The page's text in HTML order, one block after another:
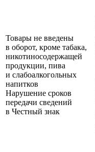
Товары не введены
в оборот, кроме табака,
никотиносодержащей
продукции, пива
и слабоалкогольных
напитков
Нарушение сроков
передачи сведений
в Честный знак